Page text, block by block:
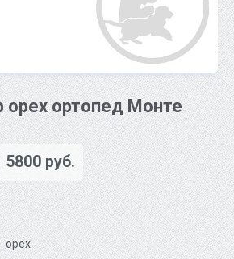
орех ортопед Монте
5800 руб.
орех